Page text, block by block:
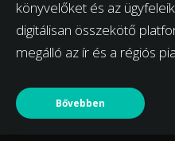
könyvelőket és az
digitálisan összekötő
megálló az ír és a régiós
Bővebben